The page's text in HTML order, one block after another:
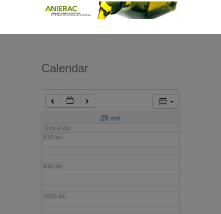
Calendar
29 mié
Todo el día
7:00 am
8:00 am
9:00 am
10:00 am